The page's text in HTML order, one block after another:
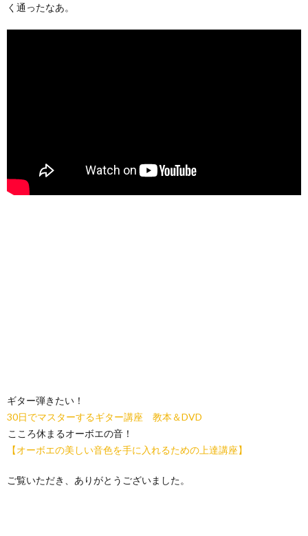
く通ったなあ。
ギター弾きたい！
30日でマスターするギター講座 教本＆DVD
こころ休まるオーボエの音！
【オーボエの美しい音色を手に入れるための上達講座】
ご覧いただき、ありがとうございました。